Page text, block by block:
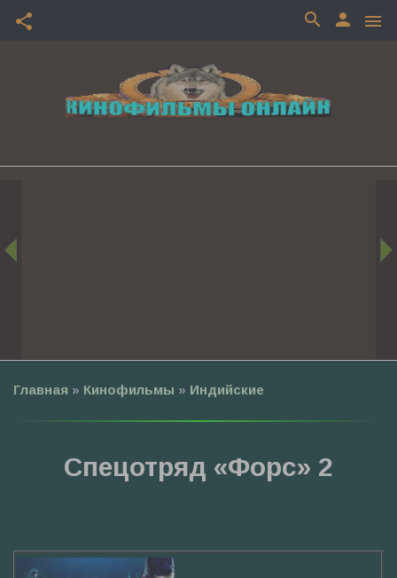
share menu
person
search
Главная » Кинофильмы » Индийские
Спецотряд «Форс» 2